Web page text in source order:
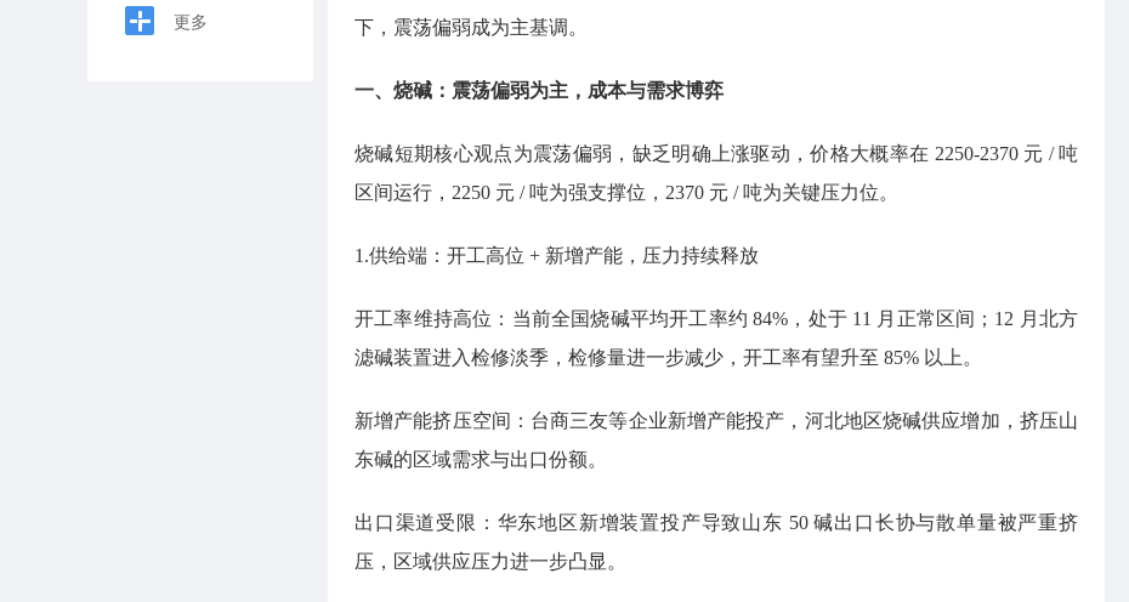
更多
下，震荡偏弱成为主基调。
一、烧碱：震荡偏弱为主，成本与需求博弈
烧碱短期核心观点为震荡偏弱，缺乏明确上涨驱动，价格大概率在 2250-2370 元 / 吨
区间运行，2250 元 / 吨为强支撑位，2370 元 / 吨为关键压力位。
1.供给端：开工高位 + 新增产能，压力持续释放
开工率维持高位：当前全国烧碱平均开工率约 84%，处于 11 月正常区间；12 月北方
滤碱装置进入检修淡季，检修量进一步减少，开工率有望升至 85% 以上。
新增产能挤压空间：台商三友等企业新增产能投产，河北地区烧碱供应增加，挤压山
东碱的区域需求与出口份额。
出口渠道受限：华东地区新增装置投产导致山东 50 碱出口长协与散单量被严重挤
压，区域供应压力进一步凸显。